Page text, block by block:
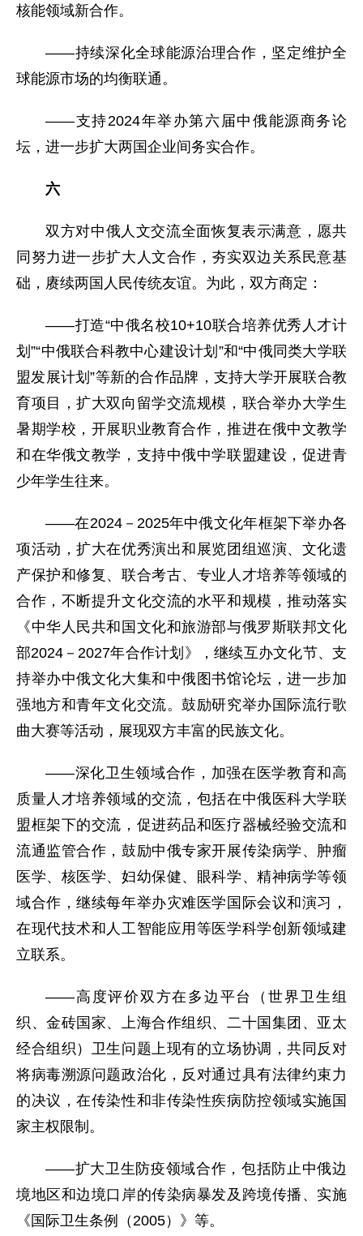
核能领域新合作。
——持续深化全球能源治理合作，坚定维护全
球能源市场的均衡联通。
——支持2024年举办第六届中俄能源商务论
坛，进一步扩大两国企业间务实合作。
六
双方对中俄人文交流全面恢复表示满意，愿共
同努力进一步扩大人文合作，夯实双边关系民意基
础，赓续两国人民传统友谊。为此，双方商定：
——打造“中俄名校10+10联合培养优秀人才计
划”“中俄联合科教中心建设计划”和“中俄同类大学联
盟发展计划”等新的合作品牌，支持大学开展联合教
育项目，扩大双向留学交流规模，联合举办大学生
暑期学校，开展职业教育合作，推进在俄中文教学
和在华俄文教学，支持中俄中学联盟建设，促进青
少年学生往来。
——在2024－2025年中俄文化年框架下举办各
项活动，扩大在优秀演出和展览团组巡演、文化遗
产保护和修复、联合考古、专业人才培养等领域的
合作，不断提升文化交流的水平和规模，推动落实
《中华人民共和国文化和旅游部与俄罗斯联邦文化
部2024－2027年合作计划》，继续互办文化节、支
持举办中俄文化大集和中俄图书馆论坛，进一步加
强地方和青年文化交流。鼓励研究举办国际流行歌
曲大赛等活动，展现双方丰富的民族文化。
——深化卫生领域合作，加强在医学教育和高
质量人才培养领域的交流，包括在中俄医科大学联
盟框架下的交流，促进药品和医疗器械经验交流和
流通监管合作，鼓励中俄专家开展传染病学、肿瘤
医学、核医学、妇幼保健、眼科学、精神病学等领
域合作，继续每年举办灾难医学国际会议和演习，
在现代技术和人工智能应用等医学科学创新领域建
立联系。
——高度评价双方在多边平台（世界卫生组
织、金砖国家、上海合作组织、二十国集团、亚太
经合组织）卫生问题上现有的立场协调，共同反对
将病毒溯源问题政治化，反对通过具有法律约束力
的决议，在传染性和非传染性疾病防控领域实施国
家主权限制。
——扩大卫生防疫领域合作，包括防止中俄边
境地区和边境口岸的传染病暴发及跨境传播、实施
《国际卫生条例（2005）》等。